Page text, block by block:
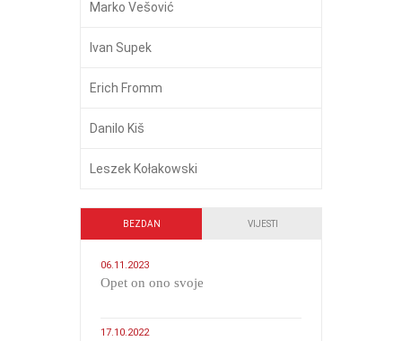
Marko Vešović
Ivan Supek
Erich Fromm
Danilo Kiš
Leszek Kołakowski
BEZDAN VIJESTI
06.11.2023
​Opet on ono svoje
17.10.2022